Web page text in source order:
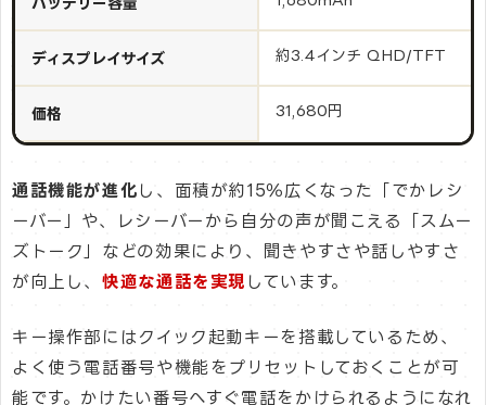
ディスプレイサイズ 約3.4インチ QHD/TFT
価格 31,680円
通話機能が進化 し、面積が約15％広くなった「でかレシ
ーバー」や、レシーバーから自分の声が聞こえる「スムー
ズトーク」などの効果により、聞きやすさや話しやすさ
が向上し、快適な通話を実現 しています。
キー操作部にはクイック起動キーを搭載しているため、
よく使う電話番号や機能をプリセットしておくことが可
能です。かけたい番号へすぐ電話をかけられるようになれ